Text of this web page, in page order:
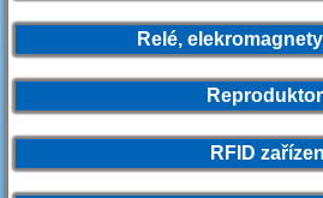
Relé,
RFID